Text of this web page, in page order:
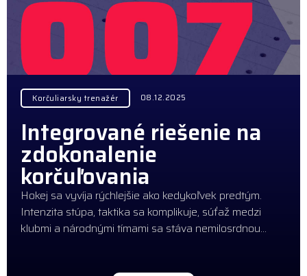
Korčuliarsky trenažér 08.12.2025
Integrované riešenie na
zdokonalenie
korčuľovania
Hokej sa vyvíja rýchlejšie ako kedykoľvek predtým.
Intenzita stúpa, taktika sa komplikuje, súťaž medzi
klubmi a národnými tímami sa stáva nemilosrdnou…